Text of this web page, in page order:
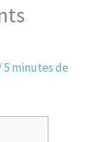
5 minutes de